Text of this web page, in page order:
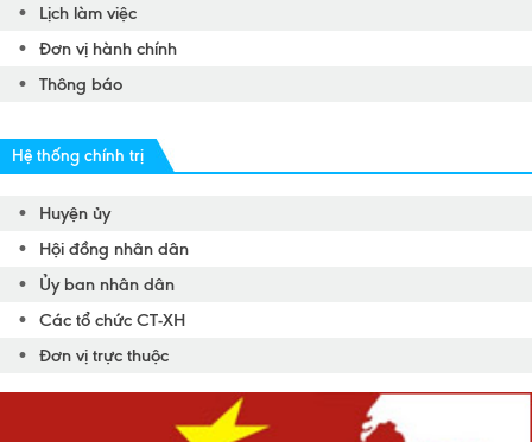
Lịch làm việc
Đơn vị hành chính
Thông báo
Hệ thống chính trị
Huyện ủy
Hội đồng nhân dân
Ủy ban nhân dân
Các tổ chức CT-XH
Đơn vị trực thuộc